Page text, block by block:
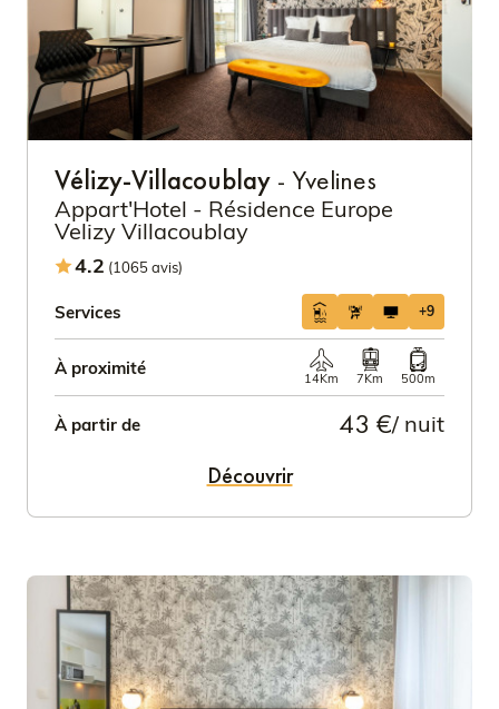
Vélizy-Villacoublay - Yvelines
Appart'Hotel - Résidence Europe
Velizy Villacoublay
4.2 (1065 avis)
Services +9
À proximité
14Km 7Km 500m
À partir de 43 €/ nuit
Découvrir